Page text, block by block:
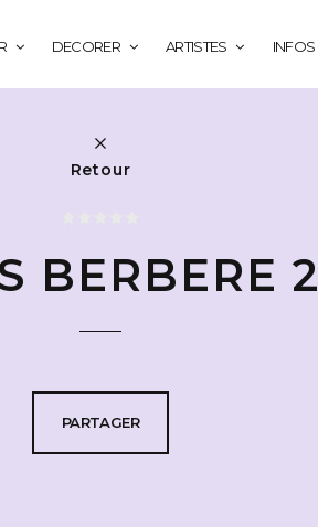
DECORER ARTISTES INFOS
Retour
BERBERE 2
PARTAGER